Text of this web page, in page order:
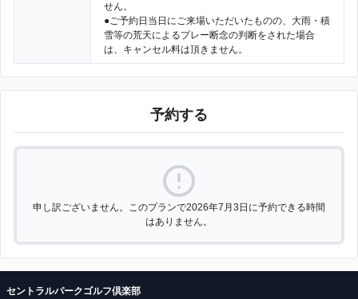
せん。
●ご予約日当日にご来場いただいたものの、大雨・積
雪等の荒天によるプレー断念の判断をされた場合
は、キャンセル料は頂きません。
予約する
申し訳ございません。このプランで2026年7月3日に予約できる時間
はありません。
セントラルパークゴルフ倶楽部